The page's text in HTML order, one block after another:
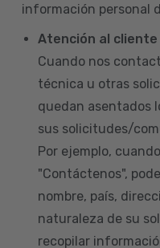
información personal
Atención al
Cuando nos
técnica u otras
quedan asentados
sus solicitudes/
Por ejemplo,
"Contáctenos",
nombre, país,
naturaleza de su
recopilar